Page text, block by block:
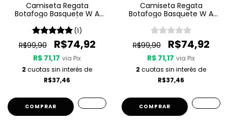
Camiseta Regata
Botafogo Basquete W A
Listrada (1)
R$99,90 R$74,92
R$ 71,17 via Pix
2 cuotas sin interés de
R$37,46
COMPRAR
Camiseta Regata
Botafogo Basquete W A
R$99,90 R$74,92
R$ 71,17 via Pix
2 cuotas sin interés de
R$37,46
COMPRAR